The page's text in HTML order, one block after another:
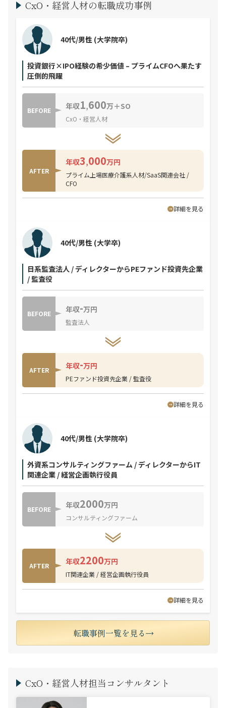
CxO・経営人材の転職成功事例
投資銀行×IPO経験の希少価値 – プライムCFOへ果たす
圧倒的飛躍
40代/男性 (大学院卒)
BEFORE 年収1,600万＋SO
CxO・経営人材
AFTER
年収3,000万円
プライム上場医療介護系人材/SaaS関連会社 /
CFO
詳細を見る
日系監査法人 / ディレクターからPEファンド投資先企業
/ 監査役
40代/男性 (大学卒)
BEFORE 年収-万円
監査法人
AFTER 年収-万円
PEファンド投資先企業 / 監査役
詳細を見る
外資系コンサルティングファーム / ディレクターからIT
関連企業 / 経営企画執行役員
40代/男性 (大学院卒)
BEFORE 年収2000万円
コンサルティングファーム
AFTER 年収2200万円
IT関連企業 / 経営企画執行役員
詳細を見る
転職事例一覧を見る
CxO・経営人材担当コンサルタント